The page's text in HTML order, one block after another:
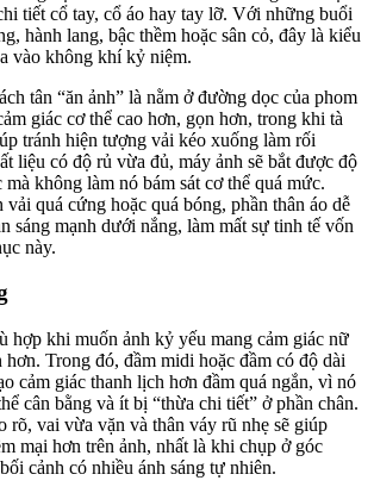
tiết cổ tay, cổ áo hay tay lỡ. Với những buổi
hành lang, bậc thềm hoặc sân cỏ, đây là kiểu
vào không khí kỷ niệm.
tân “ăn ảnh” là nằm ở đường dọc của phom
giác cơ thể cao hơn, gọn hơn, trong khi tà
tránh hiện tượng vải kéo xuống làm rối
liệu có độ rủ vừa đủ, máy ảnh sẽ bắt được độ
mà không làm nó bám sát cơ thể quá mức.
quá cứng hoặc quá bóng, phần thân áo dễ
sáng mạnh dưới nắng, làm mất sự tinh tế vốn
này.
hợp khi muốn ảnh kỷ yếu mang cảm giác nữ
Trong đó, đầm midi hoặc đầm có độ dài
cảm giác thanh lịch hơn đầm quá ngắn, vì nó
cân bằng và ít bị “thừa chi tiết” ở phần chân.
rõ, vai vừa vặn và thân váy rũ nhẹ sẽ giúp
mại hơn trên ảnh, nhất là khi chụp ở góc
cảnh có nhiều ánh sáng tự nhiên.